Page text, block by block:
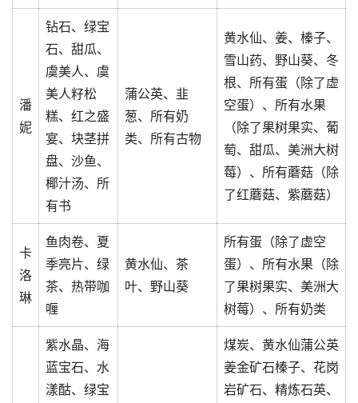
潘
妮
钻石、绿宝
石、甜瓜、
虞美人、虞
美人籽松
糕、红之盛
宴、块茎拼
盘、沙鱼、
椰汁汤、所
有书
蒲公英、韭
葱、所有奶
类、所有古物
黄水仙、姜、榛子、
雪山药、野山葵、冬
根、所有蛋（除了虚
空蛋）、所有水果
（除了果树果实、葡
萄、甜瓜、美洲大树
莓）、所有蘑菇（除
了红蘑菇、紫蘑菇）
卡
洛
琳
鱼肉卷、夏
季亮片、绿
茶、热带咖
喱
黄水仙、茶
叶、野山葵
所有蛋（除了虚空
蛋）、所有水果（除
了果树果实、美洲大
树莓）、所有奶类
紫水晶、海
蓝宝石、水
漾酤、绿宝
煤炭、黄水仙蒲公英
姜金矿石榛子、花岗
岩矿石、精炼石英、